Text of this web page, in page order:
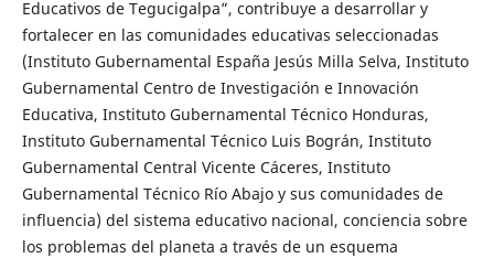
Educativos de Tegucigalpa”, contribuye a desarrollar y
fortalecer en las comunidades educativas seleccionadas
(Instituto Gubernamental España Jesús Milla Selva, Instituto
Gubernamental Centro de Investigación e Innovación
Educativa, Instituto Gubernamental Técnico Honduras,
Instituto Gubernamental Técnico Luis Bográn, Instituto
Gubernamental Central Vicente Cáceres, Instituto
Gubernamental Técnico Río Abajo y sus comunidades de
influencia) del sistema educativo nacional, conciencia sobre
los problemas del planeta a través de un esquema